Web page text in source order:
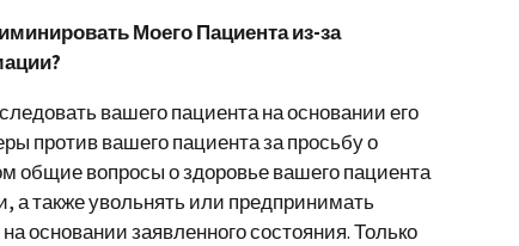
Моего Пациента из-за
вашего пациента на основании его
против вашего пациента за просьбу о
общие вопросы о здоровье вашего пациента
а также увольнять или предпринимать
основании заявленного состояния. Только